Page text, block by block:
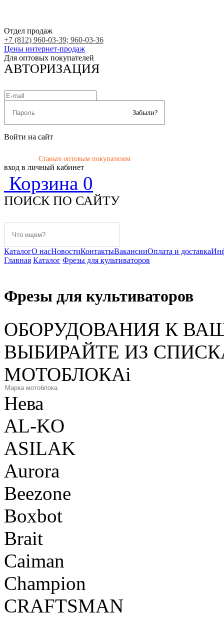
Отдел продаж
+7 (812) 960-03-39; 960-03-36
Цены интернет-продаж
Для оптовых покупателей
АВТОРИЗАЦИЯ
Забыли?
Войти на сайт
Станьте оптовым покупателем
вход в личный кабинет
Корзина 0
ПОИСК ПО САЙТУ
КаталогО насНовостиКонтактыВакансииОплата и доставка
Главная Каталог Фрезы для культиваторов
Фрезы для культиваторов
ОБОРУДОВАНИЯ К
ВЫБИРАЙТЕ ИЗ
МОТОБЛОКАi
Нева
AL-KO
ASILAK
Aurora
Beezone
Boxbot
Brait
Caiman
Champion
CRAFTSMAN